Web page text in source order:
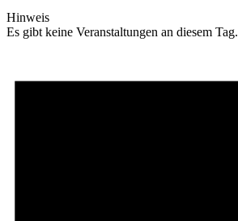
Hinweis
Es gibt keine Veranstaltungen an diesem Tag.